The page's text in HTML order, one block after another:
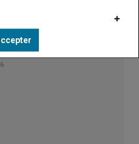
charentais-maritime qui
filières